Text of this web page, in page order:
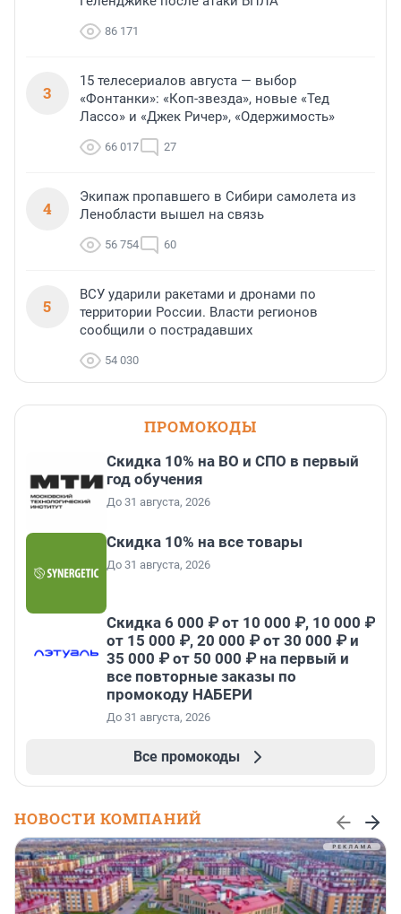
86 171
3
15 телесериалов августа — выбор
«Фонтанки»: «Коп-звезда», новые «Тед
Лассо» и «Джек Ричер», «Одержимость»
66 017 27
4
Экипаж пропавшего в Сибири самолета из
Ленобласти вышел на связь
56 754 60
5
ВСУ ударили ракетами и дронами по
территории России. Власти регионов
сообщили о пострадавших
54 030
ПРОМОКОДЫ
Скидка 10% на ВО и СПО в первый
год обучения
До 31 августа, 2026
Скидка 10% на все товары
До 31 августа, 2026
Скидка 6 000 ₽ от 10 000 ₽, 10 000 ₽
от 15 000 ₽, 20 000 ₽ от 30 000 ₽ и
35 000 ₽ от 50 000 ₽ на первый и
все повторные заказы по
промокоду НАБЕРИ
До 31 августа, 2026
Все промокоды
НОВОСТИ КОМПАНИЙ